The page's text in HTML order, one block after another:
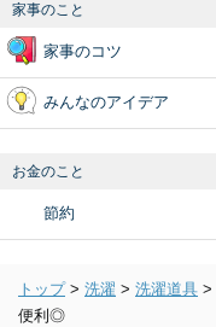
家事のこと
家事のコツ
みんなのアイデア
お金のこと
節約
トップ > 洗濯 > 洗濯道具 >
便利◎